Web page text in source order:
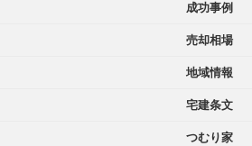
成功事例
売却相場
地域情報
宅建条文
つむり家